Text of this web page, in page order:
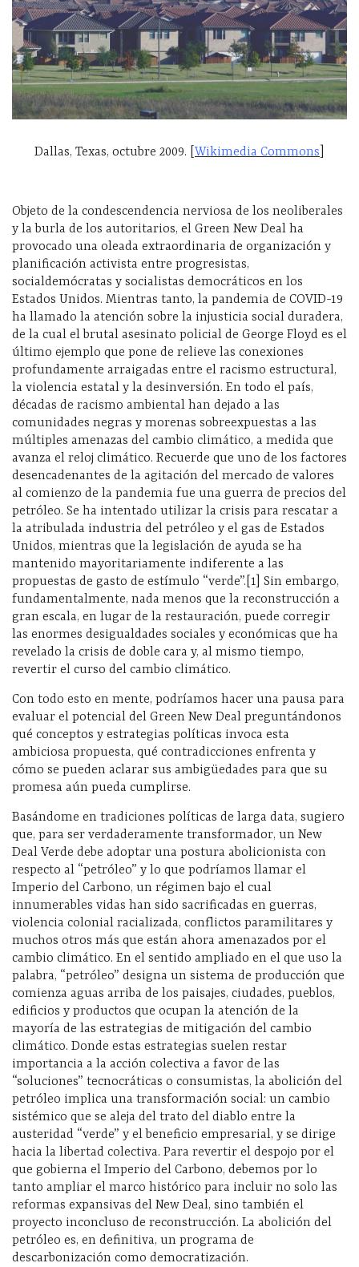
Dallas, Texas, octubre 2009. [ Wikimedia Commons
Objeto de la condescendencia nerviosa de los neoliberales
y la burla de los autoritarios, el Green New Deal ha
provocado una oleada extraordinaria de organización y
planificación activista entre progresistas,
socialdemócratas y socialistas democráticos en los
Estados Unidos. Mientras tanto, la pandemia de COVID-19
ha llamado la atención sobre la injusticia social duradera,
de la cual el brutal asesinato policial de George Floyd es el
último ejemplo que pone de relieve las conexiones
profundamente arraigadas entre el racismo estructural,
la violencia estatal y la desinversión. En todo el país,
décadas de racismo ambiental han dejado a las
comunidades negras y morenas sobreexpuestas a las
múltiples amenazas del cambio climático, a medida que
avanza el reloj climático. Recuerde que uno de los factores
desencadenantes de la agitación del mercado de valores
al comienzo de la pandemia fue una guerra de precios del
petróleo. Se ha intentado utilizar la crisis para rescatar a
la atribulada industria del petróleo y el gas de Estados
Unidos, mientras que la legislación de ayuda se ha
mantenido mayoritariamente indiferente a las
propuestas de gasto de estímulo “verde”.[1] Sin embargo,
fundamentalmente, nada menos que la reconstrucción a
gran escala, en lugar de la restauración, puede corregir
las enormes desigualdades sociales y económicas que ha
revelado la crisis de doble cara y, al mismo tiempo,
revertir el curso del cambio climático.
Con todo esto en mente, podríamos hacer una pausa para
evaluar el potencial del Green New Deal preguntándonos
qué conceptos y estrategias políticas invoca esta
ambiciosa propuesta, qué contradicciones enfrenta y
cómo se pueden aclarar sus ambigüedades para que su
promesa aún pueda cumplirse.
Basándome en tradiciones políticas de larga data, sugiero
que, para ser verdaderamente transformador, un New
Deal Verde debe adoptar una postura abolicionista con
respecto al “petróleo” y lo que podríamos llamar el
Imperio del Carbono, un régimen bajo el cual
innumerables vidas han sido sacrificadas en guerras,
violencia colonial racializada, conflictos paramilitares y
muchos otros más que están ahora amenazados por el
cambio climático. En el sentido ampliado en el que uso la
palabra, “petróleo” designa un sistema de producción que
comienza aguas arriba de los paisajes, ciudades, pueblos,
edificios y productos que ocupan la atención de la
mayoría de las estrategias de mitigación del cambio
climático. Donde estas estrategias suelen restar
importancia a la acción colectiva a favor de las
“soluciones” tecnocráticas o consumistas, la abolición del
petróleo implica una transformación social: un cambio
sistémico que se aleja del trato del diablo entre la
austeridad “verde” y el beneficio empresarial, y se dirige
hacia la libertad colectiva. Para revertir el despojo por el
que gobierna el Imperio del Carbono, debemos por lo
tanto ampliar el marco histórico para incluir no solo las
reformas expansivas del New Deal, sino también el
proyecto inconcluso de reconstrucción. La abolición del
petróleo es, en definitiva, un programa de
descarbonización como democratización.